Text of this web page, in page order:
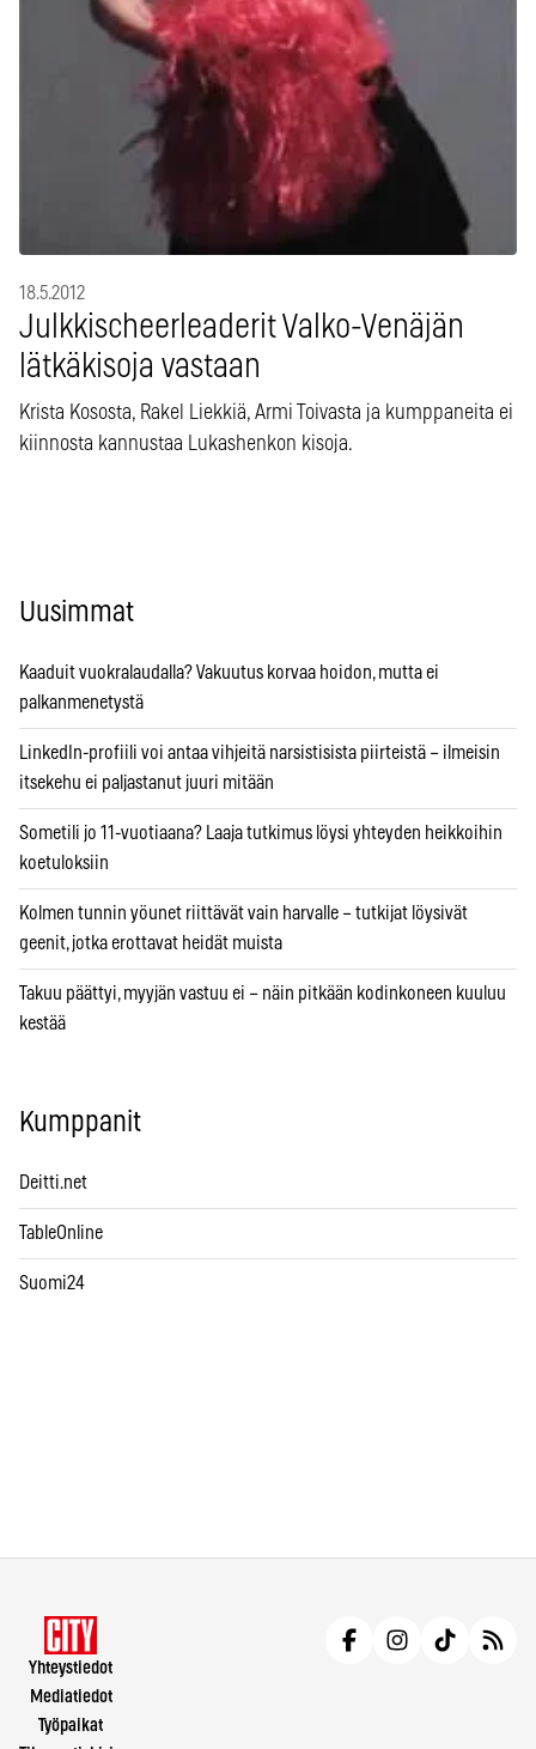
18.5.2012
Julkkischeerleaderit Valko-Venäjän
lätkäkisoja vastaan
Krista Kososta, Rakel Liekkiä, Armi Toivasta ja kumppaneita ei
kiinnosta kannustaa Lukashenkon kisoja.
Uusimmat
Kaaduit vuokralaudalla? Vakuutus korvaa hoidon, mutta ei
palkanmenetystä
LinkedIn-profiili voi antaa vihjeitä narsistisista piirteistä – ilmeisin
itsekehu ei paljastanut juuri mitään
Sometili jo 11-vuotiaana? Laaja tutkimus löysi yhteyden heikkoihin
koetuloksiin
Kolmen tunnin yöunet riittävät vain harvalle – tutkijat löysivät
geenit, jotka erottavat heidät muista
Takuu päättyi, myyjän vastuu ei – näin pitkään kodinkoneen kuuluu
kestää
Kumppanit
Deitti.net
TableOnline
Suomi24
Yhteystiedot
Mediatiedot
Työpaikat